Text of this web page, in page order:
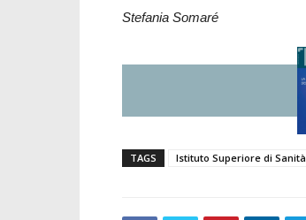
Stefania Somaré
TAGS Istituto Superiore di Sanità